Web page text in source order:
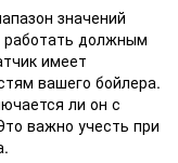
значений
работать должным
имеет
вашего бойлера.
ли он с
важно учесть при